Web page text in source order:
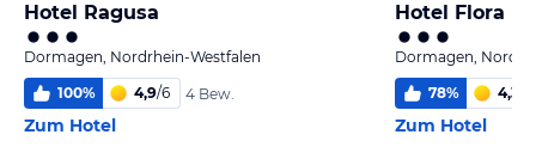
Hotel Ragusa
Dormagen, Nordrhein-Westfalen
100% 4,9/6 4 Bew.
Zum Hotel
Hotel Flora
Dormagen,
78% 4,3
Zum Hotel